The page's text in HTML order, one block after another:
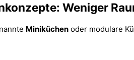
Weniger
Miniküchen oder modulare